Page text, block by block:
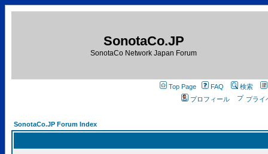
SonotaCo.JP
SonotaCo Network Japan Forum
Top Page FAQ
検索
プロフィール
プライ
SonotaCo.JP Forum Index